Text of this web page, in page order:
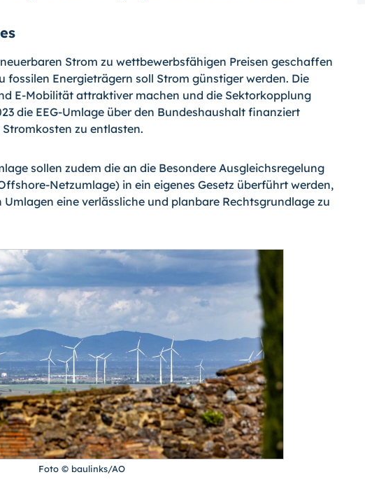
Strom zu wettbewerbsfähigen Preisen geschaffen
fossilen Energieträgern soll Strom günstiger werden. Die
E-Mobilität attraktiver machen und die Sektorkopplung
die EEG-Umlage über den Bundeshaushalt finanziert
zu entlasten.
sollen zudem die an die Besondere Ausgleichsregelung
Netzumlage) in ein eigenes Gesetz überführt werden,
eine verlässliche und planbare Rechtsgrundlage zu
Foto © baulinks/AO